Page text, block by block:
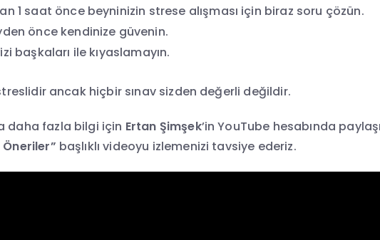
1 saat önce beyninizin strese alışması için biraz soru çözün.
önce kendinize güvenin.
başkaları ile kıyaslamayın.
ancak hiçbir sınav sizden değerli değildir.
daha fazla bilgi için Ertan Şimşek’in YouTube hesabında
Öneriler” başlıklı videoyu izlemenizi tavsiye ederiz.